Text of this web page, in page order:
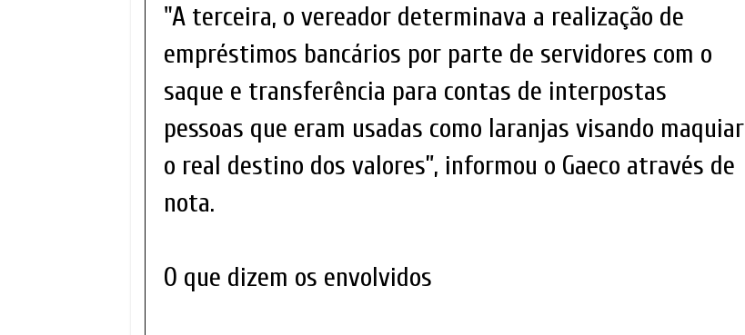
"A terceira, o vereador determinava a realização de
empréstimos bancários por parte de servidores com o
saque e transferência para contas de interpostas
pessoas que eram usadas como laranjas visando maquiar
o real destino dos valores”, informou o Gaeco através de
nota.
O que dizem os envolvidos